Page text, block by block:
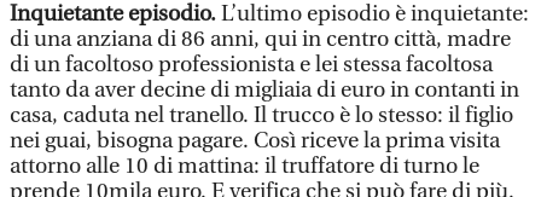
Inquietante episodio.L’ultimo episodio è inquietante:
di una anziana di 86 anni, qui in centro città, madre
di un facoltoso professionista e lei stessa facoltosa
tanto da aver decine di migliaia di euro in contanti in
casa, caduta nel tranello. Il trucco è lo stesso: il figlio
nei guai, bisogna pagare. Così riceve la prima visita
attorno alle 10 di mattina: il truffatore di turno le
prende 10mila euro. E verifica che si può fare di più.